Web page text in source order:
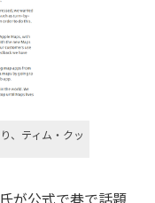
、ティム・クッ
が公式で巷で話題